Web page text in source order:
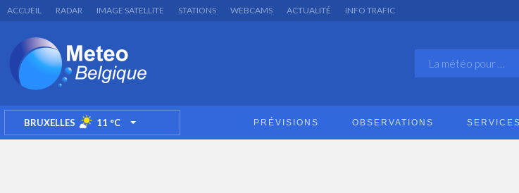
ACCUEIL RADAR IMAGE SATELLITE STATIONS WEBCAMS ACTUALITÉ INFO TRAFIC
BRUXELLES 11 °C TOGGLE DROPDOWN PRÉVISIONS OBSERVATIONS SERVICES